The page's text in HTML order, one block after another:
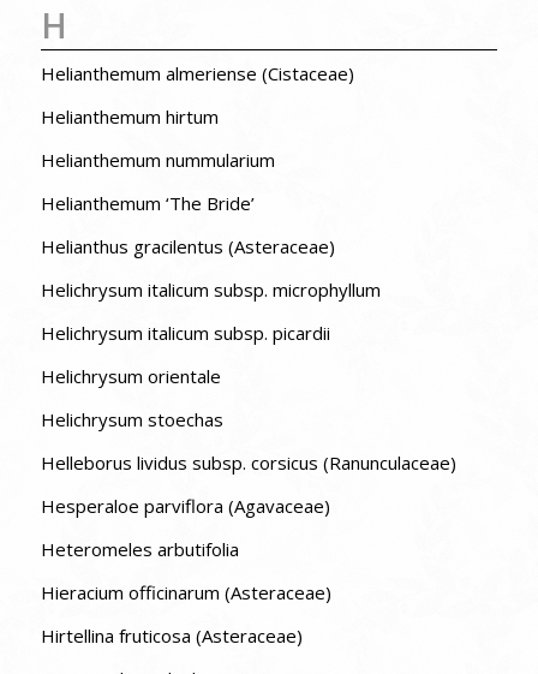
H
Helianthemum almeriense (Cistaceae)
Helianthemum hirtum
Helianthemum nummularium
Helianthemum ‘The Bride’
Helianthus gracilentus (Asteraceae)
Helichrysum italicum subsp. microphyllum
Helichrysum italicum subsp. picardii
Helichrysum orientale
Helichrysum stoechas
Helleborus lividus subsp. corsicus (Ranunculaceae)
Hesperaloe parviflora (Agavaceae)
Heteromeles arbutifolia
Hieracium officinarum (Asteraceae)
Hirtellina fruticosa (Asteraceae)